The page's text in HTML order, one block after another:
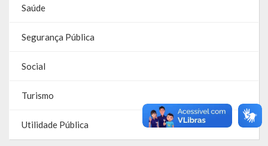
PPA
LOA
Portal da Transparência
Saúde
Segurança Pública
Social
Turismo
Utilidade Pública